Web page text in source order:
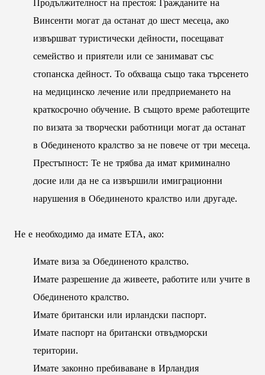
Продължителност на престоя: Гражданите на
Винсенти могат да останат до шест месеца, ако
извършват туристически дейности, посещават
семейство и приятели или се занимават със
стопанска дейност. То обхваща също така търсенето
на медицинско лечение или предприемането на
краткосрочно обучение. В същото време работещите
по визата за творчески работници могат да останат
в Обединеното кралство за не повече от три месеца.
Престъпност: Те не трябва да имат криминално
досие или да не са извършили имиграционни
нарушения в Обединеното кралство или другаде.
Не е необходимо да имате ЕТА, ако:
Имате виза за Обединеното кралство.
Имате разрешение да живеете, работите или учите в
Обединеното кралство.
Имате британски или ирландски паспорт.
Имате паспорт на британски отвъдморски
територии.
Имате законно пребиваване в Ирландия